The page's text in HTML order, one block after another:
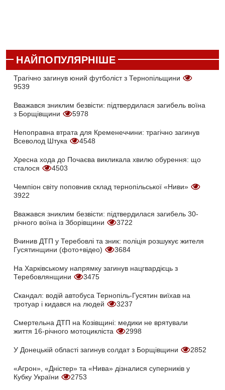
НАЙПОПУЛЯРНІШЕ
Трагічно загинув юний футболіст з Тернопільщини
9539
Вважався зниклим безвісти: підтвердилася загибель воїна
з Борщівщини
5978
Непоправна втрата для Кременеччини: трагічно загинув
Всеволод Штука
4548
Хресна хода до Почаєва викликала хвилю обурення: що
сталося
4503
Чемпіон світу поповнив склад тернопільської «Ниви»
3922
Вважався зниклим безвісти: підтвердилася загибель 30-
річного воїна із Зборівщини
3722
Вчинив ДТП у Теребовлі та зник: поліція розшукує жителя
Гусятинщини (фото+відео)
3684
На Харківському напрямку загинув нацгвардієць з
Теребовлянщини
3475
Скандал: водій автобуса Тернопіль-Гусятин виїхав на
тротуар і кидався на людей
3237
Смертельна ДТП на Козівщині: медики не врятували
життя 16-річного мотоцикліста
2998
У Донецькій області загинув солдат з Борщівщини 2852
«Агрон», «Дністер» та «Нива» дізналися суперників у
Кубку України
2753